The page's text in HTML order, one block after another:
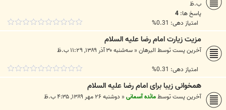
ب.ظ
پاسخ ها: 4
امتیاز دهی: 0.31%
مزیت زیارت امام رضا علیه السلام
آخرین پست توسطالبرهان« سه‌شنبه ۳۰ آذر ۱۳۸۹, ۱۱:۲۹ ب.ظ
امتیاز دهی: 0.31%
همخوانی زیبا برای امام رضا علیه السلام
آخرین پست توسطمائده آسمانی« دوشنبه ۲۶ مهر ۱۳۸۹, ۴:۳۵ ب.ظ